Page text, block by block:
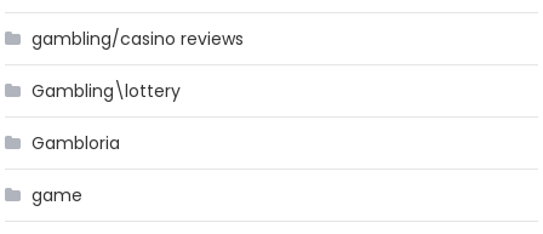
gambling/casino reviews
Gambling\lottery
Gambloria
game